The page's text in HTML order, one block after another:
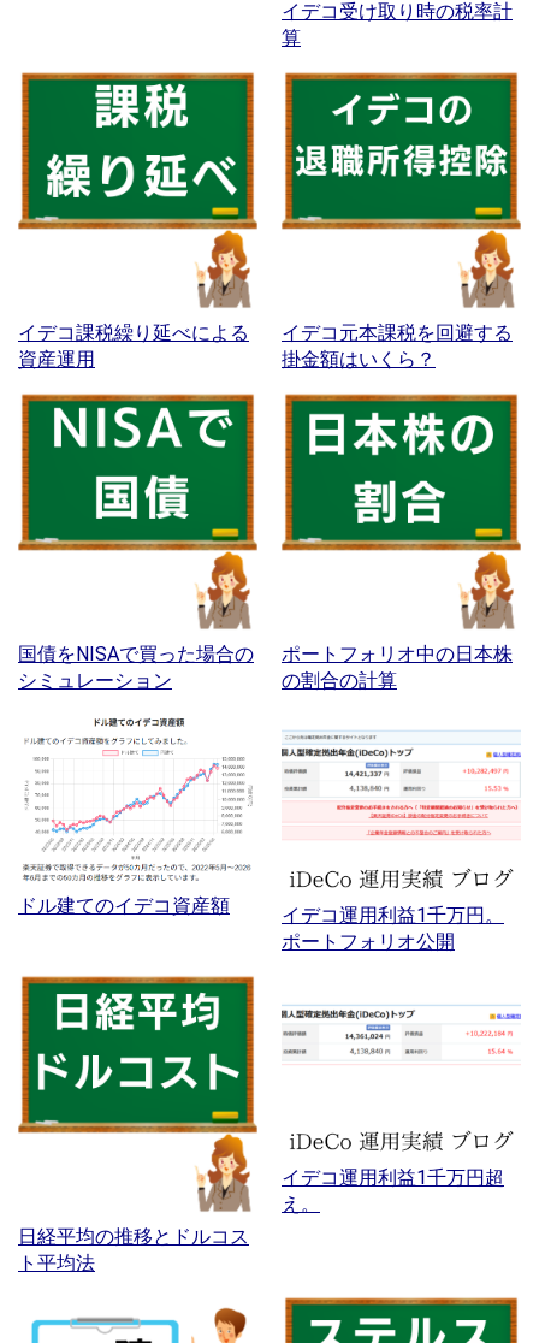
イデコ受け取り時の税率計
算
イデコ課税繰り延べによる
資産運用
イデコ元本課税を回避する
掛金額はいくら？
国債をNISAで買った場合の
シミュレーション
ポートフォリオ中の日本株
の割合の計算
ドル建てのイデコ資産額
イデコ運用利益1千万円。
ポートフォリオ公開
日経平均の推移とドルコス
ト平均法
イデコ運用利益1千万円超
え。